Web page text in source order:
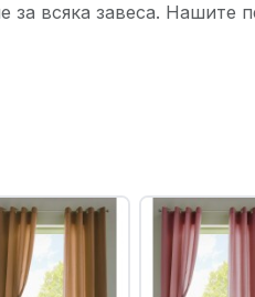
за всяка завеса. Нашите